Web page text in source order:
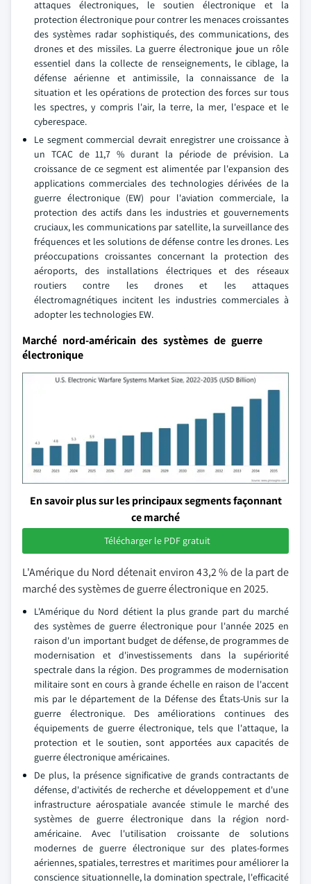
attaques électroniques, le soutien électronique et la
protection électronique pour contrer les menaces croissantes
des systèmes radar sophistiqués, des communications, des
drones et des missiles. La guerre électronique joue un rôle
essentiel dans la collecte de renseignements, le ciblage, la
défense aérienne et antimissile, la connaissance de la
situation et les opérations de protection des forces sur tous
les spectres, y compris l'air, la terre, la mer, l'espace et le
cyberespace.
Le segment commercial devrait enregistrer une croissance à
un TCAC de 11,7 % durant la période de prévision. La
croissance de ce segment est alimentée par l'expansion des
applications commerciales des technologies dérivées de la
guerre électronique (EW) pour l'aviation commerciale, la
protection des actifs dans les industries et gouvernements
cruciaux, les communications par satellite, la surveillance des
fréquences et les solutions de défense contre les drones. Les
préoccupations croissantes concernant la protection des
aéroports, des installations électriques et des réseaux
routiers contre les drones et les attaques
électromagnétiques incitent les industries commerciales à
adopter les technologies EW.
Marché nord-américain des systèmes de guerre
électronique
En savoir plus sur les principaux segments façonnant
ce marché
Télécharger le PDF gratuit
L'Amérique du Nord détenait environ 43,2 % de la part de
marché des systèmes de guerre électronique en 2025.
L'Amérique du Nord détient la plus grande part du marché
des systèmes de guerre électronique pour l'année 2025 en
raison d'un important budget de défense, de programmes de
modernisation et d'investissements dans la supériorité
spectrale dans la région. Des programmes de modernisation
militaire sont en cours à grande échelle en raison de l'accent
mis par le département de la Défense des États-Unis sur la
guerre électronique. Des améliorations continues des
équipements de guerre électronique, tels que l'attaque, la
protection et le soutien, sont apportées aux capacités de
guerre électronique américaines.
De plus, la présence significative de grands contractants de
défense, d'activités de recherche et développement et d'une
infrastructure aérospatiale avancée stimule le marché des
systèmes de guerre électronique dans la région nord-
américaine. Avec l'utilisation croissante de solutions
modernes de guerre électronique sur des plates-formes
aériennes, spatiales, terrestres et maritimes pour améliorer la
conscience situationnelle, la domination spectrale, l'efficacité